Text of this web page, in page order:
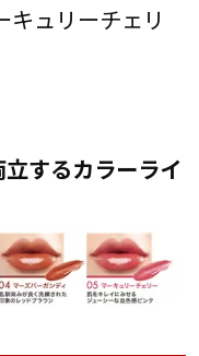
キュリーチェリ
するカラーライ